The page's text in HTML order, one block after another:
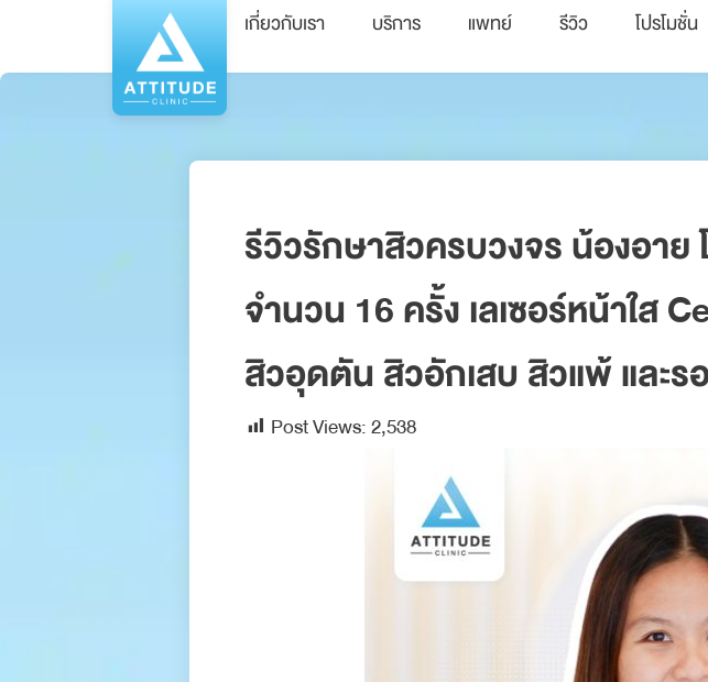
เกี่ยวกับเรา บริการ แพทย์ รีวิว โปรโมชั่น
รีวิวรักษาสิวครบวงจร น้องอาย
จำนวน 16 ครั้ง เลเซอร์หน้าใส
สิวอุดตัน สิวอักเสบ สิวแพ้ และร
Post Views:2,538